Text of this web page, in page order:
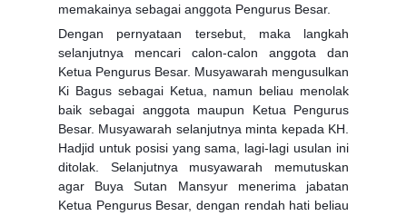
memakainya sebagai anggota Pengurus Besar.
Dengan pernyataan tersebut, maka langkah
selanjutnya mencari calon-calon anggota dan
Ketua Pengurus Besar. Musyawarah mengusulkan
Ki Bagus sebagai Ketua, namun beliau menolak
baik sebagai anggota maupun Ketua Pengurus
Besar. Musyawarah selanjutnya minta kepada KH.
Hadjid untuk posisi yang sama, lagi-lagi usulan ini
ditolak. Selanjutnya musyawarah memutuskan
agar Buya Sutan Mansyur menerima jabatan
Ketua Pengurus Besar, dengan rendah hati beliau